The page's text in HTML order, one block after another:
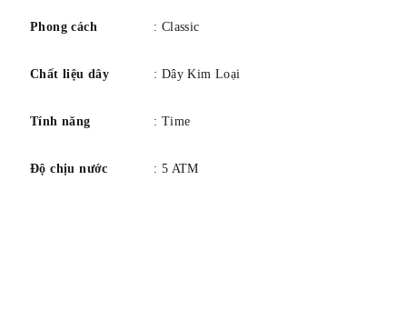
Phong cách : Classic
Chất liệu dây : Dây Kim Loại
Tính năng : Time
Độ chịu nước : 5 ATM